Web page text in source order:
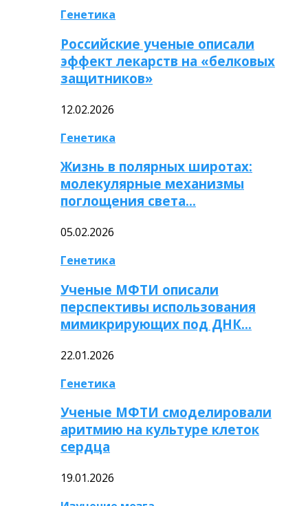
Генетика
Российские ученые описали
эффект лекарств на «белковых
защитников»
12.02.2026
Генетика
Жизнь в полярных широтах:
молекулярные механизмы
поглощения света…
05.02.2026
Генетика
Ученые МФТИ описали
перспективы использования
мимикрирующих под ДНК…
22.01.2026
Генетика
Ученые МФТИ смоделировали
аритмию на культуре клеток
сердца
19.01.2026